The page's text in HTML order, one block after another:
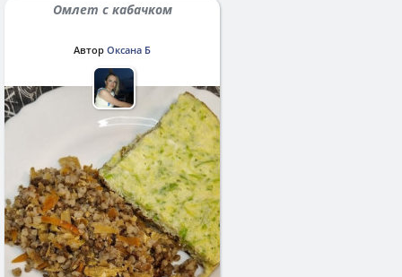
Омлет с кабачком
Автор Оксана Б